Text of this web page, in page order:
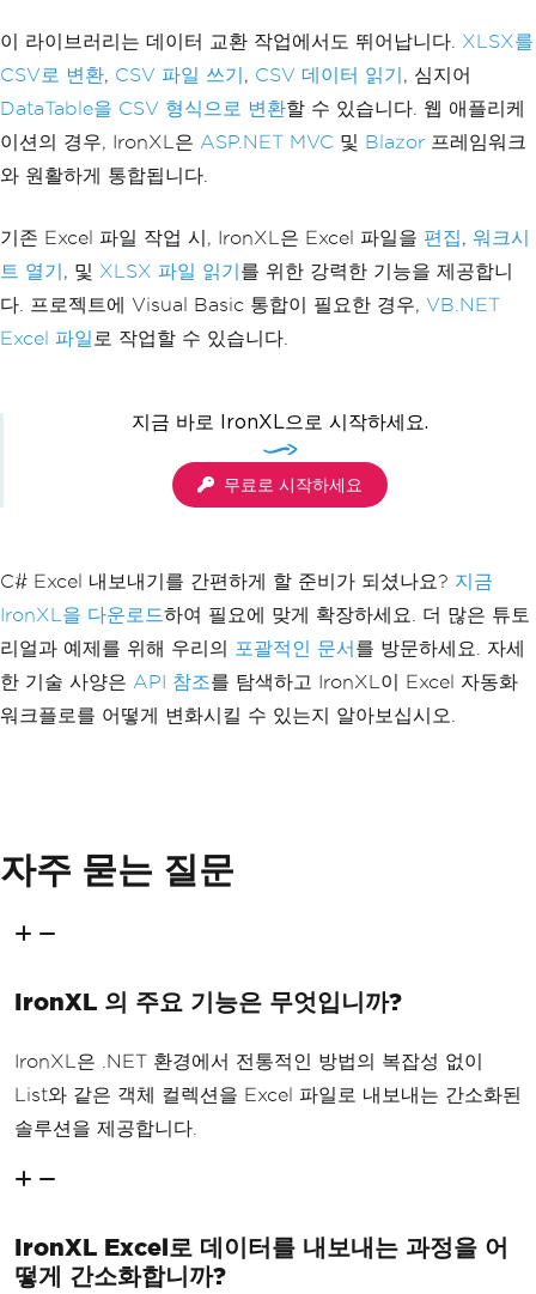
++)
            worksheet
.AutoSizeColumn (
c
ol );
// Save as Excel XLSX format
        workbook
}
이 라이브러리는 데이터 교환 작업에서도 뛰어납니다. XLSX를
CSV로 변환, CSV 파일 쓰기 , CSV 데이터 읽기 , 심지어
DataTable을 CSV 형식으로 변환할 수 있습니다. 웹 애플리케
이션의 경우, IronXL은 ASP.NET MVC 및 Blazor 프레임워크
와 원활하게 통합됩니다.
기존 Excel 파일 작업 시, IronXL은 Excel 파일을 편집, 워크시
트 열기 , 및 XLSX 파일 읽기 를 위한 강력한 기능을 제공합니
다. 프로젝트에 Visual Basic 통합이 필요한 경우, VB.NET
Excel 파일로 작업할 수 있습니다.
지금 바로 IronXL으로 시작하세요.
무료로 시작하세요
C# Excel 내보내기를 간편하게 할 준비가 되셨나요? 지금
IronXL을 다운로드하여 필요에 맞게 확장하세요. 더 많은 튜토
리얼과 예제를 위해 우리의 포괄적인 문서 를 방문하세요. 자세
한 기술 사양은 API 참조를 탐색하고 IronXL이 Excel 자동화
워크플로를 어떻게 변화시킬 수 있는지 알아보십시오.
자주 묻는 질문
IronXL 의 주요 기능은 무엇입니까?
IronXL은 .NET 환경에서 전통적인 방법의 복잡성 없이
List와 같은 객체 컬렉션을 Excel 파일로 내보내는 간소화된
솔루션을 제공합니다.
IronXL Excel로 데이터를 내보내는 과정을 어
떻게 간소화합니까?